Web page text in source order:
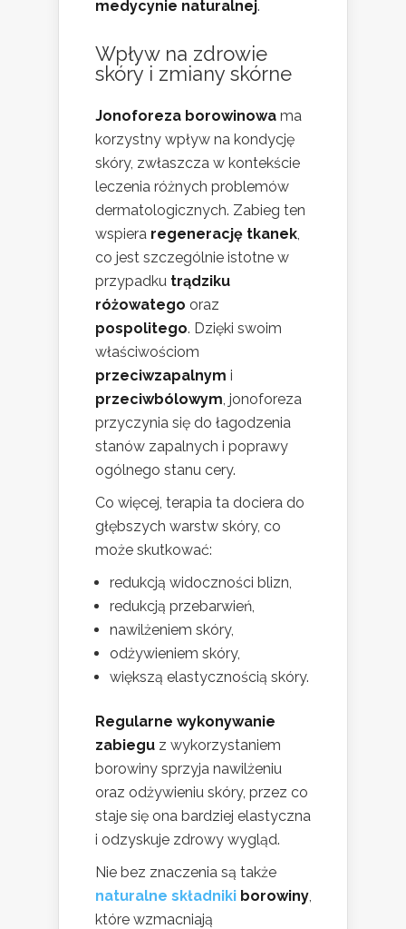
medycynie naturalnej.
Wpływ na zdrowie
skóry i zmiany skórne
Jonoforeza borowinowa ma
korzystny wpływ na kondycję
skóry, zwłaszcza w kontekście
leczenia różnych problemów
dermatologicznych. Zabieg ten
wspiera regenerację tkanek
co jest szczególnie istotne w
przypadku trądziku
różowatego oraz
pospolitego. Dzięki swoim
właściwościom
przeciwzapalnym i
przeciwbólowym , jonoforeza
przyczynia się do łagodzenia
stanów zapalnych i poprawy
ogólnego stanu cery.
Co więcej, terapia ta dociera do
głębszych warstw skóry, co
może skutkować:
redukcją widoczności blizn,
redukcją przebarwień,
nawilżeniem skóry,
odżywieniem skóry,
większą elastycznością skóry.
Regularne wykonywanie
zabiegu z wykorzystaniem
borowiny sprzyja nawilżeniu
oraz odżywieniu skóry, przez co
staje się ona bardziej elastyczna
i odzyskuje zdrowy wygląd.
Nie bez znaczenia są także
naturalne składniki borowiny
które wzmacniają